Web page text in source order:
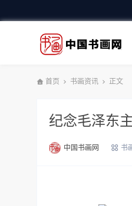
首页 书画资讯 正文
纪念毛泽东
中国书画网 书